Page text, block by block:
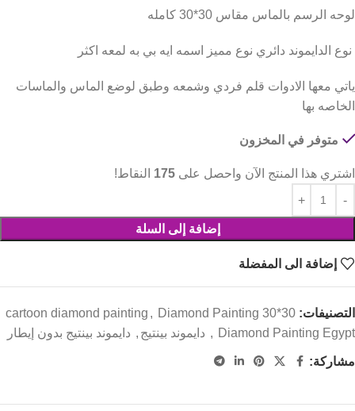
لوحه الرسم بالماس مقاس 30*30 كامله
نوع الدايموند دائري نوع مميز اسمه ايه بي به لمعه اكثر
ياتي معها الادوات قلم فردي وشمعه وطبق لوضع الماس والماسات
الخاصه بها
متوفر في المخزون
اشتري هذا المنتج الآن واحصل على 175 النقاط!
إضافة إلى السلة
إضافة الى المفضلة
التصنيفات: cartoon diamond painting , Diamond Painting 30*30
, Diamond Painting Egypt دايموند بينتيج , دايموند بينتيج بدون إيطار
مشاركة: